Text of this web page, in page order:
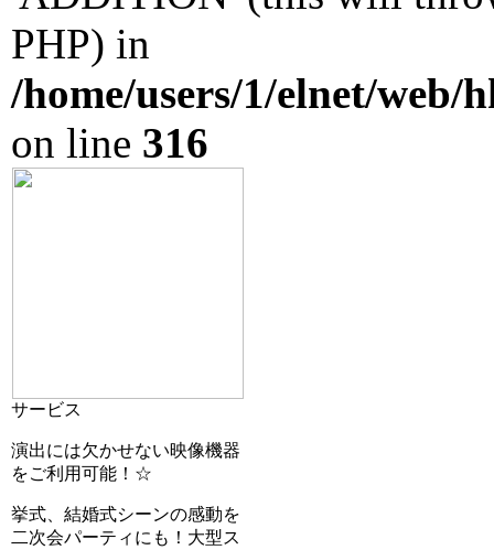
PHP) in
/home/users/1/elnet/web/
on line 316
サービス
演出には欠かせない映像機器
をご利用可能！☆
挙式、結婚式シーンの感動を
二次会パーティにも！大型ス